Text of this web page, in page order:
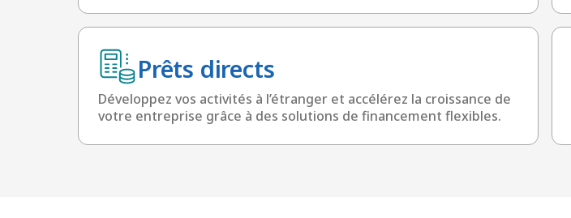
Prêts directs
Développez vos activités à l’étranger et accélérez la croissance de
votre entreprise grâce à des solutions de financement flexibles.